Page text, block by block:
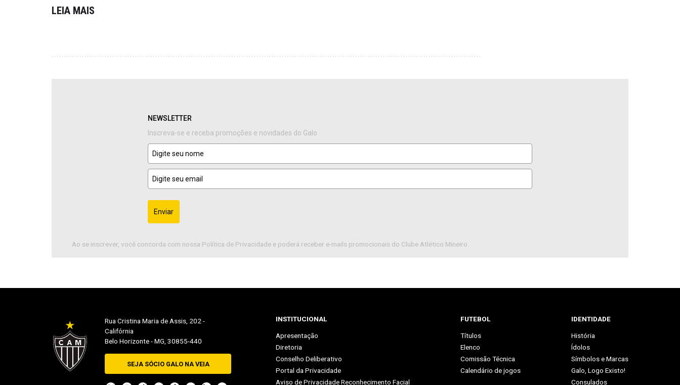
LEIA MAIS
NEWSLETTER
Inscreva-se e receba promoções e novidades do Galo
Enviar
Ao se inscrever, você concorda com nossa Política de Privacidade e poderá receber e-mails promocionais do Clube Atlético Mineiro.
Rua Cristina Maria de Assis, 202 -
Califórnia
Belo Horizonte - MG, 30855-440
SEJA SÓCIO GALO NA VEIA
INSTITUCIONAL
Apresentação
Diretoria
Conselho Deliberativo
Portal da Privacidade
Aviso de Privacidade Reconhecimento Facial
FUTEBOL
Títulos
Elenco
Comissão Técnica
Calendário de jogos
IDENTIDADE
História
Ídolos
Símbolos e Marcas
Galo, Logo Existo!
Consulados